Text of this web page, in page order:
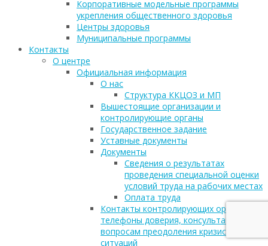
Корпоративные модельные программы
укрепления общественного здоровья
Центры здоровья
Муниципальные программы
Контакты
О центре
Официальная информация
О нас
Структура ККЦОЗ и МП
Вышестоящие организации и
контролирующие органы
Государственное задание
Уставные документы
Документы
Сведения о результатах
проведения специальной оценки
условий труда на рабочих местах
Оплата труда
Контакты контролирующих органов и
телефоны доверия, консультации по
вопросам преодоления кризисных
ситуаций